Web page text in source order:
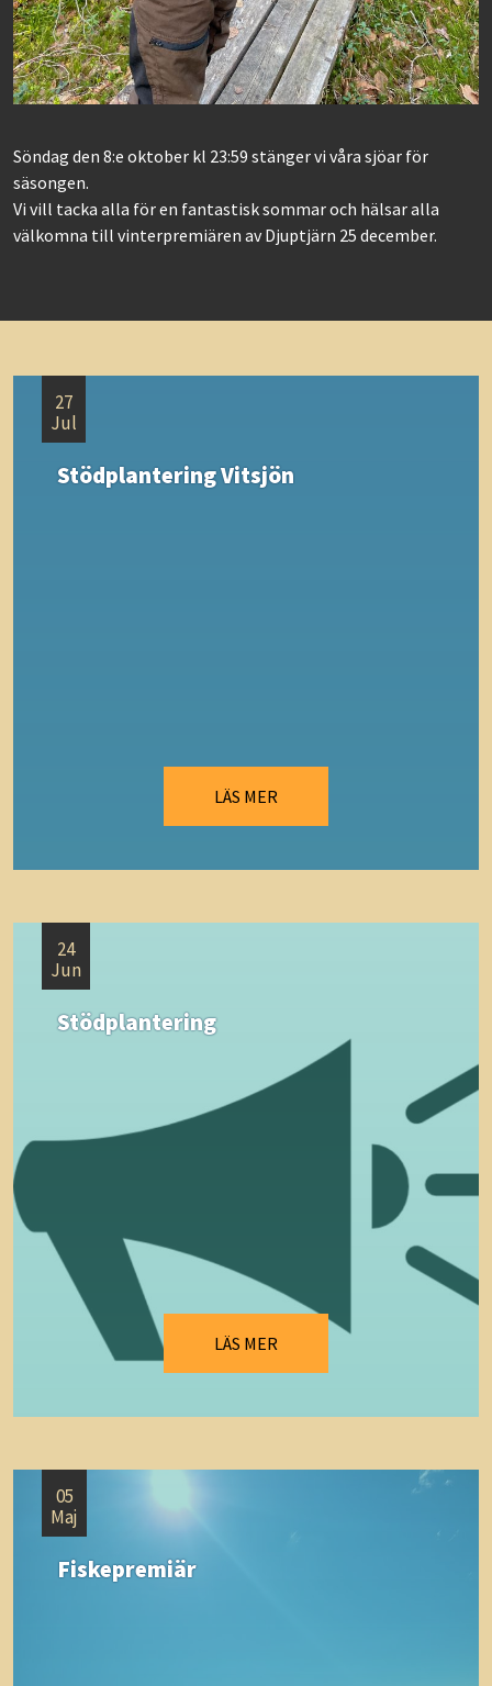
Söndag den 8:e oktober kl 23:59 stänger vi våra sjöar för
säsongen.
Vi vill tacka alla för en fantastisk sommar och hälsar alla
välkomna till vinterpremiären av Djuptjärn 25 december.
27
Jul
Stödplantering Vitsjön
LÄS MER
24
Jun
Stödplantering
LÄS MER
05
Maj
Fiskepremiär